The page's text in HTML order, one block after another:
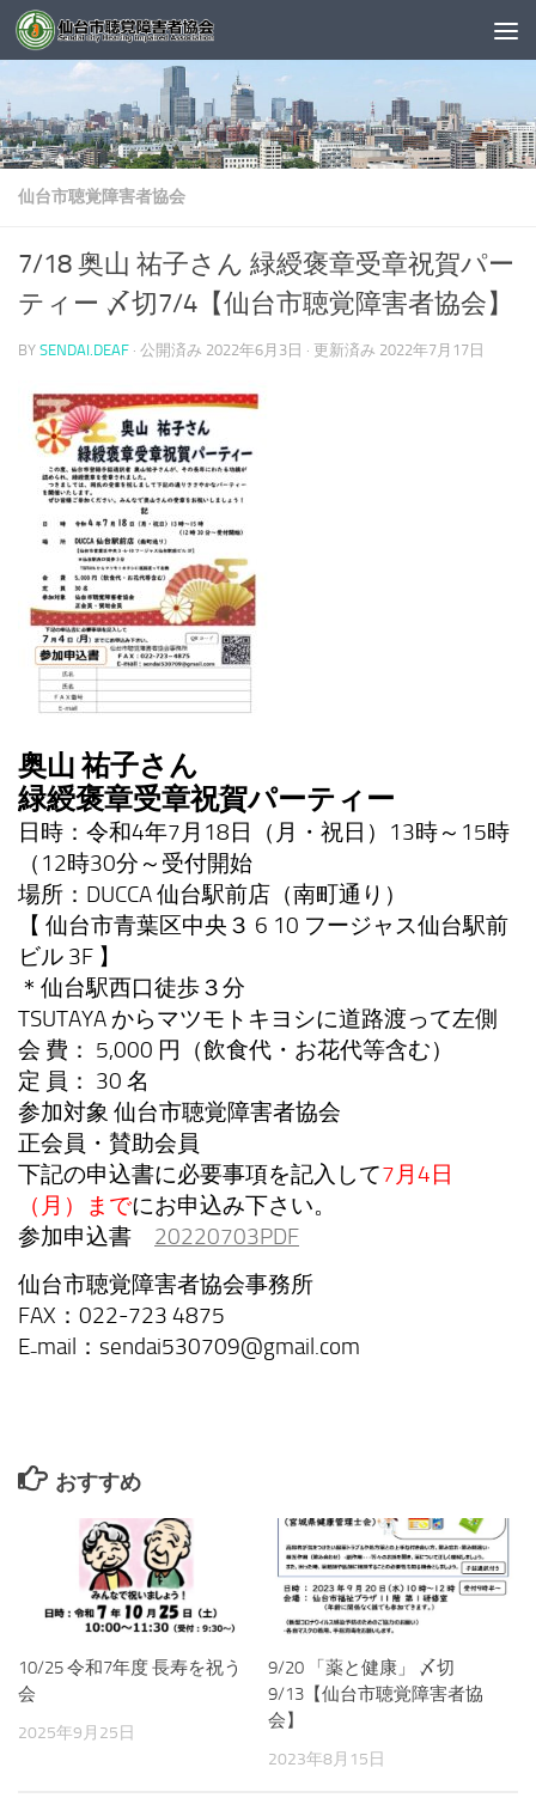
コンテンツへスキップ
仙台市聴覚障害者協会
7/18 奥山 祐子さん 緑綬褒章受章祝賀パー
ティー 〆切7/4【仙台市聴覚障害者協会】
BY SENDAI.DEAF · 公開済み 2022年6月3日 · 更新済み 2022年7月17日
奥山 祐子さん
緑綬褒章受章祝賀パーティー
日時：令和4年7月18日（月・祝日）13時～15時
（12時30分～受付開始
場所：DUCCA 仙台駅前店（南町通り）
【 仙台市青葉区中央３ 6 10 フージャス仙台駅前
ビル 3F 】
＊仙台駅西口徒歩３分
TSUTAYA からマツモトキヨシに道路渡って左側
会 費： 5,000 円（飲食代・お花代等含む）
定 員： 30 名
参加対象 仙台市聴覚障害者協会
正会員・賛助会員
下記の申込書に必要事項を記入して7月4日
（月）までにお申込み下さい。
参加申込書 20220703PDF
仙台市聴覚障害者協会事務所
FAX：022-723 4875
E₋mail：sendai530709@gmail.com
おすすめ
10/25 令和7年度 長寿を祝う
会
2025年9月25日
9/20 「薬と健康」 〆切
9/13【仙台市聴覚障害者協
会】
2023年8月15日